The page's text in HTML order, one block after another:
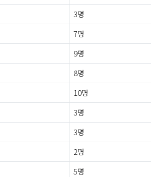
3명
7명
9명
8명
10명
3명
3명
2명
5명